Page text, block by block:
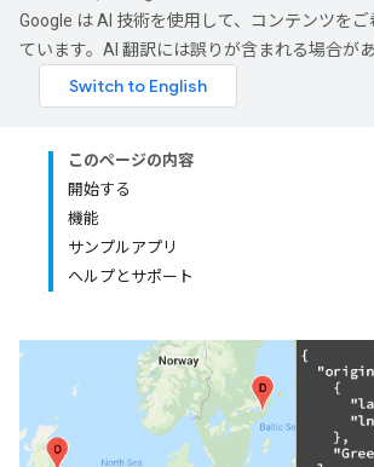
Google は AI 技術を使用して、コンテンツを
ています。AI 翻訳には誤りが含まれる場合があ
このページの内容
開始する
機能
サンプルアプリ
ヘルプとサポート